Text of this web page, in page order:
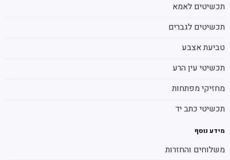
תכשיטים לאמא
תכשיטים לגברים
טביעת אצבע
תכשיטי עין הרע
מחזיקי מפתחות
תכשיטי כתב יד
מידע נוסף
משלוחים והחזרות